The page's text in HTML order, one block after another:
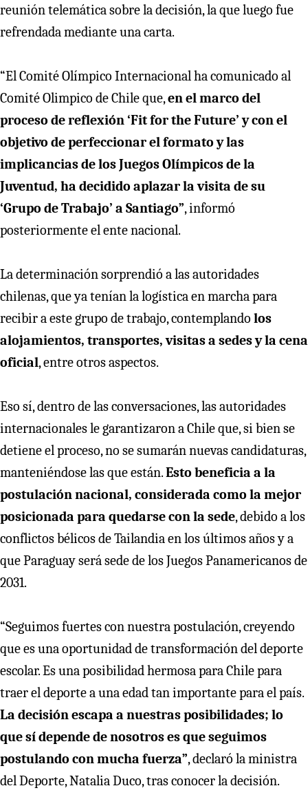
reunión telemática sobre la decisión, la que luego fue
refrendada mediante una carta.
“El Comité Olímpico Internacional ha comunicado al
Comité Olimpico de Chile que,en el marco del
proceso de reflexión ‘Fit for the Future’ y con el
objetivo de perfeccionar el formato y las
implicancias de los Juegos Olímpicos de la
Juventud, ha decidido aplazar la visita de su
‘Grupo de Trabajo’ a Santiago”, informó
posteriormente el ente nacional.
La determinación sorprendió a las autoridades
chilenas, que ya tenían la logística en marcha para
recibir a este grupo de trabajo, contemplando los
alojamientos, transportes, visitas a sedes y la cena
oficial, entre otros aspectos.
Eso sí, dentro de las conversaciones, las autoridades
internacionales le garantizaron a Chile que, si bien se
detiene el proceso, no se sumarán nuevas candidaturas,
manteniéndose las que están.Esto beneficia a la
postulación nacional, considerada como la mejor
posicionada para quedarse con la sede, debido a los
conflictos bélicos de Tailandia en los últimos años y a
que Paraguay será sede de los Juegos Panamericanos de
2031.
“Seguimos fuertes con nuestra postulación, creyendo
que es una oportunidad de transformación del deporte
escolar. Es una posibilidad hermosa para Chile para
traer el deporte a una edad tan importante para el país.
La decisión escapa a nuestras posibilidades; lo
que sí depende de nosotros es que seguimos
postulando con mucha fuerza”, declaró la ministra
del Deporte, Natalia Duco, tras conocer la decisión.